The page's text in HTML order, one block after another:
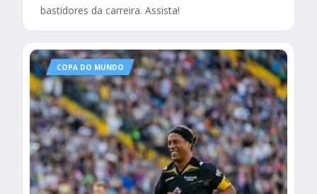
bastidores da carreira. Assista!
COPA DO MUNDO